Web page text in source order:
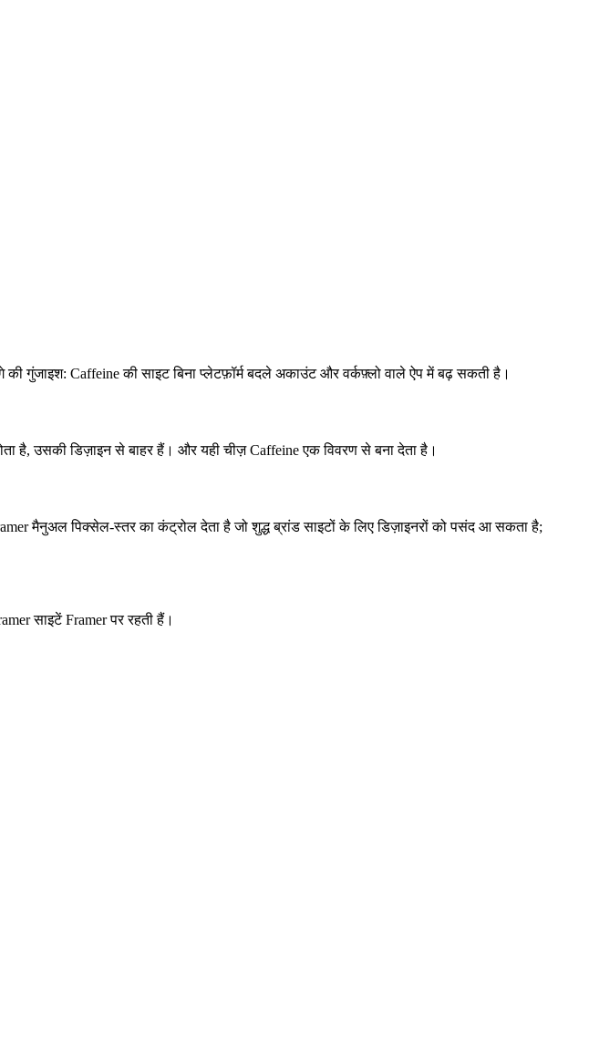
गुंजाइश: Caffeine की साइट बिना प्लेटफ़ॉर्म बदले अकाउंट और वर्कफ़्लो वाले ऐप में बढ़ सकती है।
है, उसकी डिज़ाइन से बाहर हैं। और यही चीज़ Caffeine एक विवरण से बना देता है।
मैनुअल पिक्सेल-स्तर का कंट्रोल देता है जो शुद्ध ब्रांड साइटों के लिए डिज़ाइनरों को पसंद आ सकता है;
साइटें Framer पर रहती हैं।